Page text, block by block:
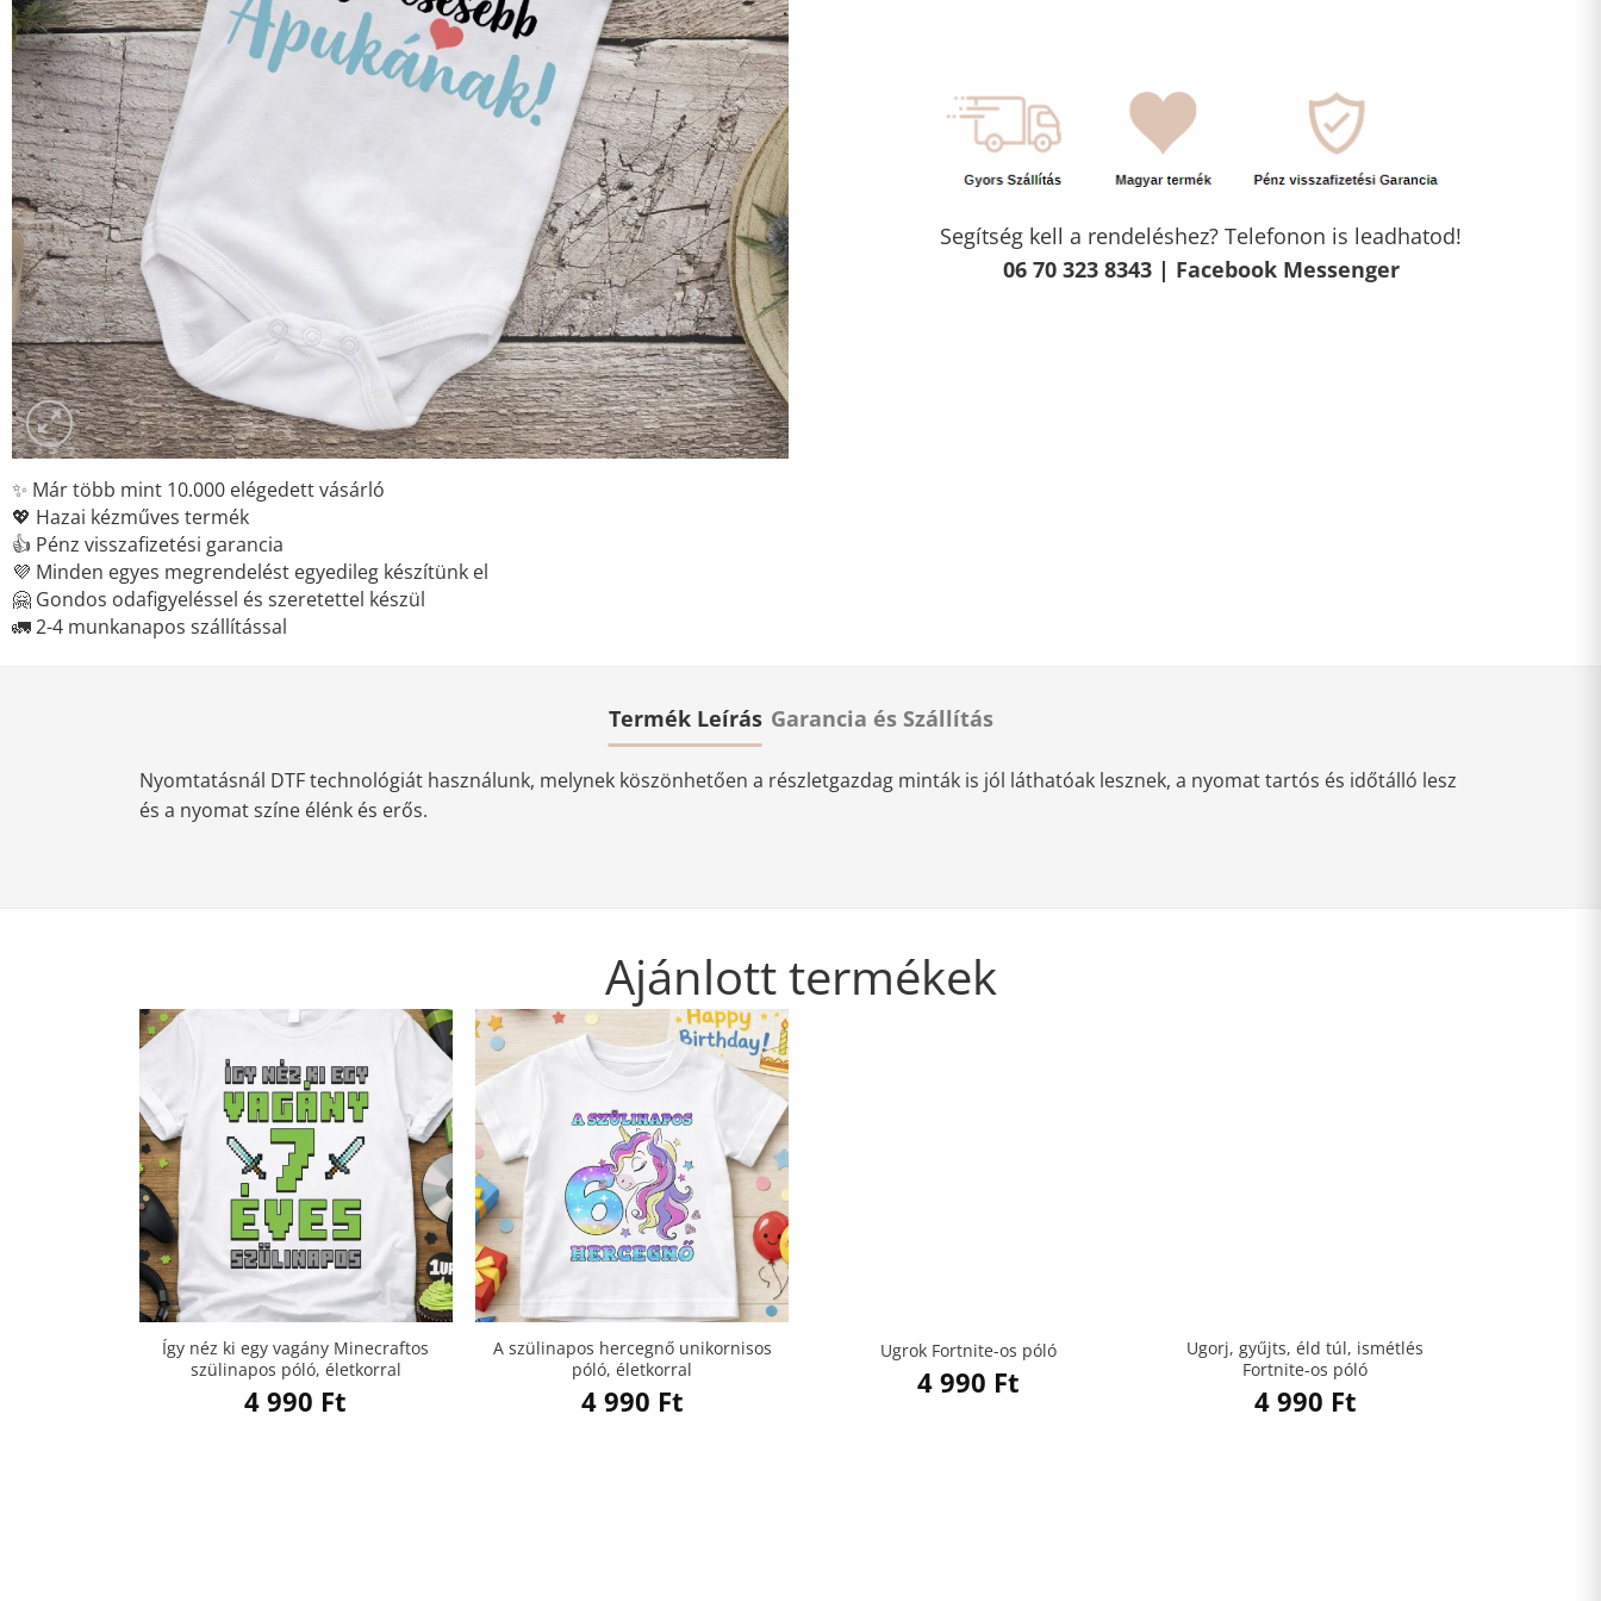
✨ Már több mint 10.000 elégedett vásárló
💖 Hazai kézműves termék
👍 Pénz visszafizetési garancia
💜 Minden egyes megrendelést egyedileg készítünk el
🤗 Gondos odafigyeléssel és szeretettel készül
🚛 2-4 munkanapos szállítással
Segítség kell a rendeléshez? Telefonon is leadhatod!
06 70 323 8343 | Facebook Messenger
Termék Leírás Garancia és Szállítás
Nyomtatásnál DTF technológiát használunk, melynek köszönhetően a részletgazdag minták is jól láthatóak lesznek, a nyomat tartós és időtálló lesz
és a nyomat színe élénk és erős.
Ajánlott termékek
Így néz ki egy vagány Minecraftos
szülinapos póló, életkorral
4 990 Ft
A szülinapos hercegnő unikornisos
póló, életkorral
4 990 Ft
Ugrok Fortnite-os póló
4 990 Ft
Ugorj, gyűjts, éld túl, ismétlés
Fortnite-os póló
4 990 Ft